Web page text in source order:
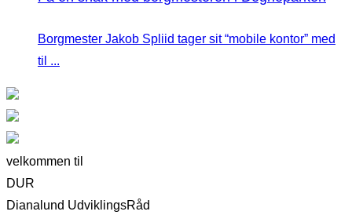
Borgmester Jakob Spliid tager sit “mobile kontor” med
til ...
velkommen til
DUR
Dianalund UdviklingsRåd